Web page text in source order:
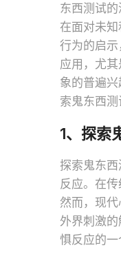
东西测试
在面对未
行为的启
应用，尤
象的普遍
索鬼东西
1、探索
探索鬼东
反应。在
然而，现
外界刺激
惧反应的一